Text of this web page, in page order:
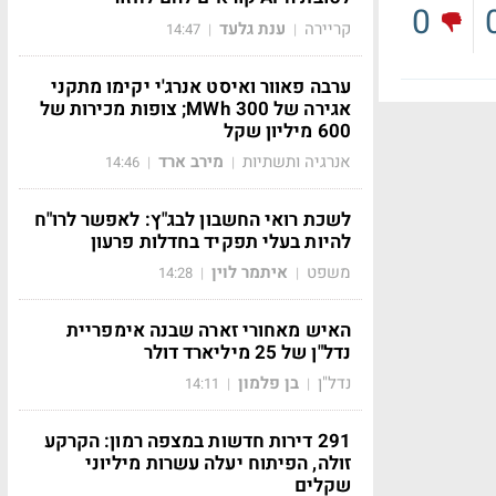
0 קריירה | ענת גלעד |
14:47
ערבה פאוור ואיסט אנרג'י יקימו מתקני
אגירה של 300 MWh; צופות מכירות של
600 מיליון שקל
אנרגיה ותשתיות | מירב ארד |
14:46
לשכת רואי החשבון לבג"ץ: לאפשר לרו"ח
להיות בעלי תפקיד בחדלות פרעון
משפט | איתמר לוין |
14:28
האיש מאחורי זארה שבנה אימפריית
נדל"ן של 25 מיליארד דולר
נדל"ן | בן פלמון |
14:11
291 דירות חדשות במצפה רמון: הקרקע
זולה, הפיתוח יעלה עשרות מיליוני
שקלים